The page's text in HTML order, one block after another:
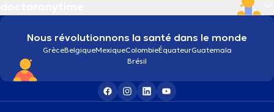
Nous révolutionnons la santé dans le monde
GrèceBelgiqueMexiqueColombieÉquateurGuatemala
Brésil